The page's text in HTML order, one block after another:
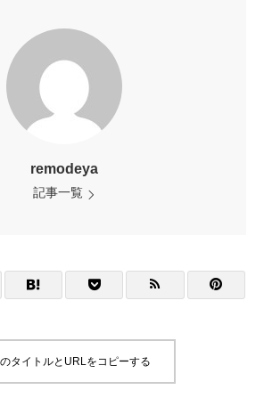
remodeya
記事一覧
タイトルとURLをコピーする